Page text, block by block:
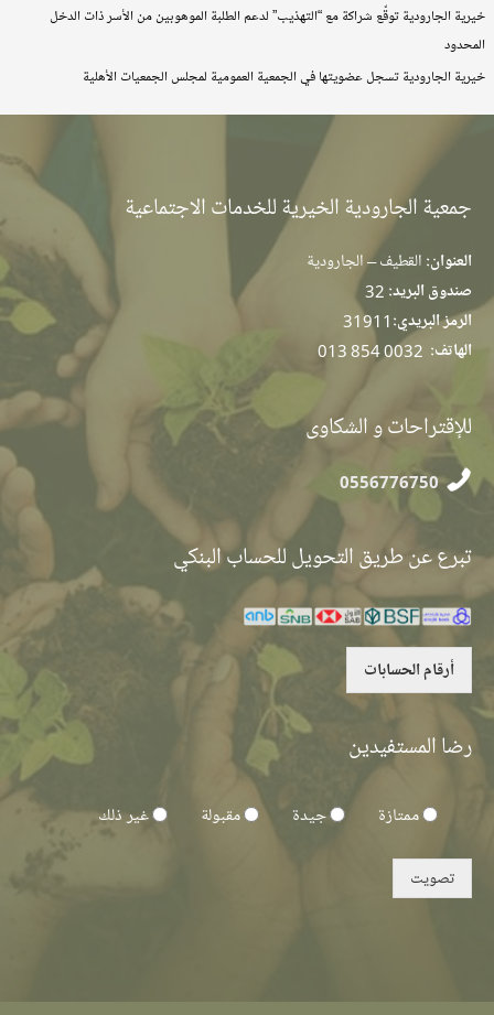
خيرية الجارودية توقّع شراكة مع “التهذيب” لدعم الطلبة الموهوبين من الأسر ذات الدخل
المحدود
خيرية الجارودية تسجل عضويتها في الجمعية العمومية لمجلس الجمعيات الأهلية
جمعية الجارودية الخيرية للخدمات الاجتماعية
العنوان: القطيف – الجارودية
صندوق البريد:
الرمز البريدي: 31911
الهاتف: 013 854 0032
للإقتراحات و الشكاوى
0556776750
تبرع عن طريق التحويل للحساب البنكي
أرقام الحسابات
رضا المستفيدين
ممتازة جيدة مقبولة غير ذلك
تصويت